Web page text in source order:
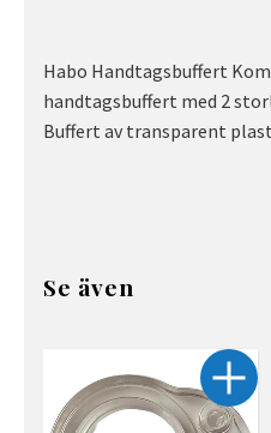
Habo Handtagsbuffert
handtagsbuffert med 2
Buffert av transparent
Se även